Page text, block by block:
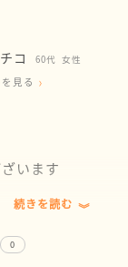
コ 60代 女性
見る
います
もなく…とありま
す。別にお金を
話すだけでスッ
続きを読む
0